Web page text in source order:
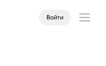
Войти